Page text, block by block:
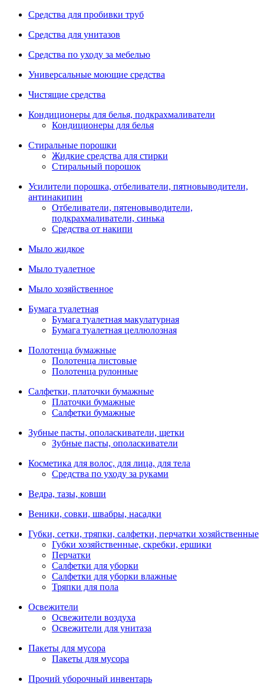
Средства для пробивки труб
Средства для унитазов
Средства по уходу за мебелью
Универсальные моющие средства
Чистящие средства
Кондиционеры для белья, подкрахмаливатели
Кондиционеры для белья
Стиральные порошки
Жидкие средства для стирки
Стиральный порошок
Усилители порошка, отбеливатели, пятновыводители,
антинакипин
Отбеливатели, пятеновыводители,
подкрахмаливатели, синька
Средства от накипи
Мыло жидкое
Мыло туалетное
Мыло хозяйственное
Бумага туалетная
Бумага туалетная макулатурная
Бумага туалетная целлюлозная
Полотенца бумажные
Полотенца листовые
Полотенца рулонные
Салфетки, платочки бумажные
Платочки бумажные
Салфетки бумажные
Зубные пасты, ополаскиватели, щетки
Зубные пасты, ополаскиватели
Косметика для волос, для лица, для тела
Средства по уходу за руками
Ведра, тазы, ковши
Веники, совки, швабры, насадки
Губки, сетки, тряпки, салфетки, перчатки хозяйственные
Губки хозяйственные, скребки, ершики
Перчатки
Салфетки для уборки
Салфетки для уборки влажные
Тряпки для пола
Освежители
Освежители воздуха
Освежители для унитаза
Пакеты для мусора
Пакеты для мусора
Прочий уборочный инвентарь